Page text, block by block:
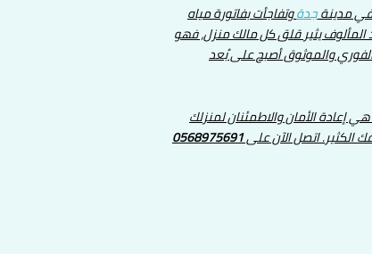
في مدينةجدةوتفاجأت بفاتورة مياه
يثير قلق كل مالك منزل، فهو
والموثوق أصبح على بُعد
الأمان والاطمئنان لمنزلك
الكثير. اتصل الآن على0568975691